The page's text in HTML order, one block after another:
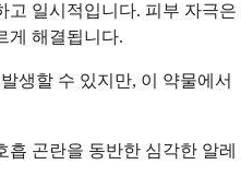
고 일시적입니다. 피부 자극은
게 해결됩니다.
생할 수 있지만, 이 약물에서
흡 곤란을 동반한 심각한 알레